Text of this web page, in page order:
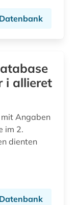
i allieret
Angaben
im 2.
dienten